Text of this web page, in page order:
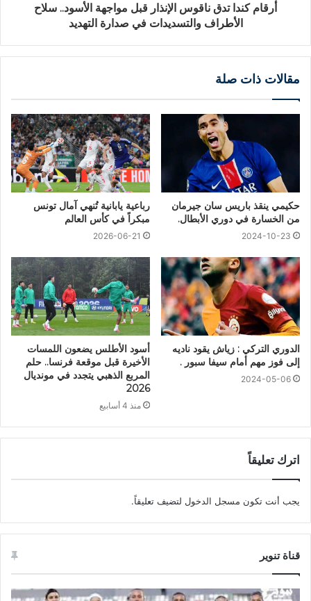
أرقام كندا تدق ناقوس الإنذار قبل مواجهة الأسود.. سلاح
الأطراف والتسديدات في صدارة التهديد
مقالات ذات صلة
حكيمي ينقذ باريس سان جيرمان
من الخسارة في دوري الأبطال.
2024-10-23
رباعية يابانية تُنهي آمال تونس
مبكراً في كأس العالم
2026-06-21
الدوري التركي : زياش يقود ناديه
إلى فوز مهم أمام سيفا سبور .
2024-05-06
أسود الأطلس يضعون اللمسات
الأخيرة قبل موقعة فرنسا.. حلم
المربع الذهبي يتجدد في مونديال
2026
منذ 4 أسابيع
اترك تعليقاً
يجب أنت تكون مسجل الدخول لتضيف تعليقاً.
قناة تنوير